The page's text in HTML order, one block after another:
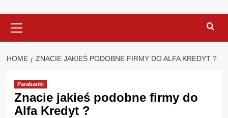
Menu
HOME ZNACIE JAKIEŚ PODOBNE FIRMY DO ALFA KREDYT ?
Parabanki
Znacie jakieś podobne firmy do
Alfa Kredyt ?